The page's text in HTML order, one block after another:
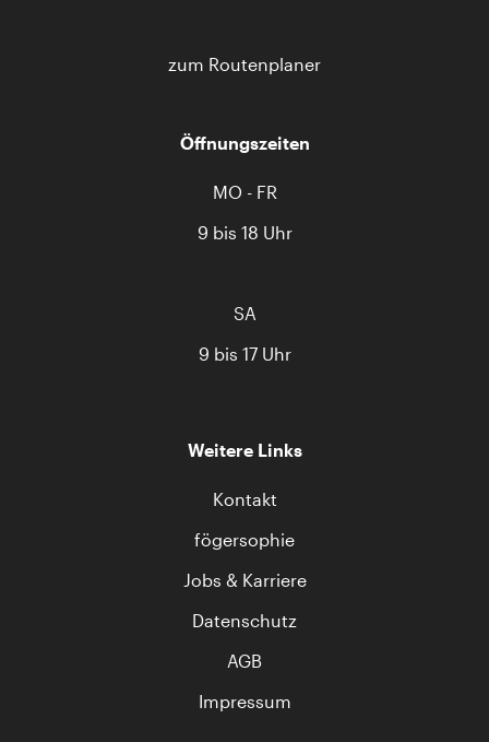
zum Routenplaner
Öffnungszeiten
MO - FR
9 bis 18 Uhr
SA
9 bis 17 Uhr
Weitere Links
Kontakt
fögersophie
Jobs & Karriere
Datenschutz
AGB
Impressum